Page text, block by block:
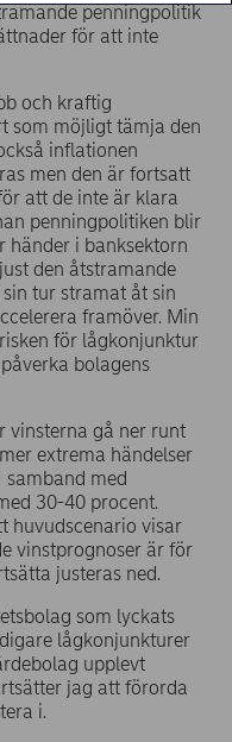
penningpolitik
för att inte
och kraftig
som möjligt tämja den
inflationen
men den är fortsatt
att de inte är klara
penningpolitiken blir
händer i banksektorn
den åtstramande
tur stramat åt sin
framöver. Min
för lågkonjunktur
bolagens
vinsterna gå ner runt
extrema händelser
med
30-40 procent.
huvudscenario visar
vinstprognoser är för
justeras ned.
som lyckats
lågkonjunkturer
upplevt
jag att förorda
i.